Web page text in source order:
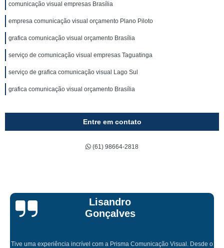
comunicação visual empresas Brasília
empresa comunicação visual orçamento Plano Piloto
grafica comunicação visual orçamento Brasília
serviço de comunicação visual empresas Taguatinga
serviço de grafica comunicação visual Lago Sul
grafica comunicação visual orçamento Brasília
Entre em contato
(61) 98664-2818
Bruna Eduarda